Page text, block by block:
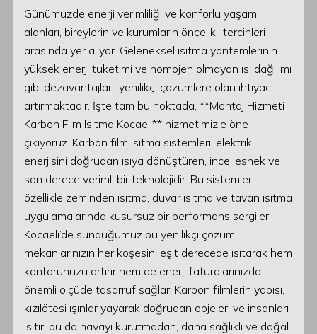
Günümüzde enerji verimliliği ve konforlu yaşam
alanları, bireylerin ve kurumların öncelikli tercihleri
arasında yer alıyor. Geleneksel ısıtma yöntemlerinin
yüksek enerji tüketimi ve homojen olmayan ısı dağılımı
gibi dezavantajları, yenilikçi çözümlere olan ihtiyacı
artırmaktadır. İşte tam bu noktada, **Montaj Hizmeti
Karbon Film Isıtma Kocaeli** hizmetimizle öne
çıkıyoruz. Karbon film ısıtma sistemleri, elektrik
enerjisini doğrudan ısıya dönüştüren, ince, esnek ve
son derece verimli bir teknolojidir. Bu sistemler,
özellikle zeminden ısıtma, duvar ısıtma ve tavan ısıtma
uygulamalarında kusursuz bir performans sergiler.
Kocaeli’de sunduğumuz bu yenilikçi çözüm,
mekanlarınızın her köşesini eşit derecede ısıtarak hem
konforunuzu artırır hem de enerji faturalarınızda
önemli ölçüde tasarruf sağlar. Karbon filmlerin yapısı,
kızılötesi ışınlar yayarak doğrudan objeleri ve insanları
ısıtır, bu da havayı kurutmadan, daha sağlıklı ve doğal